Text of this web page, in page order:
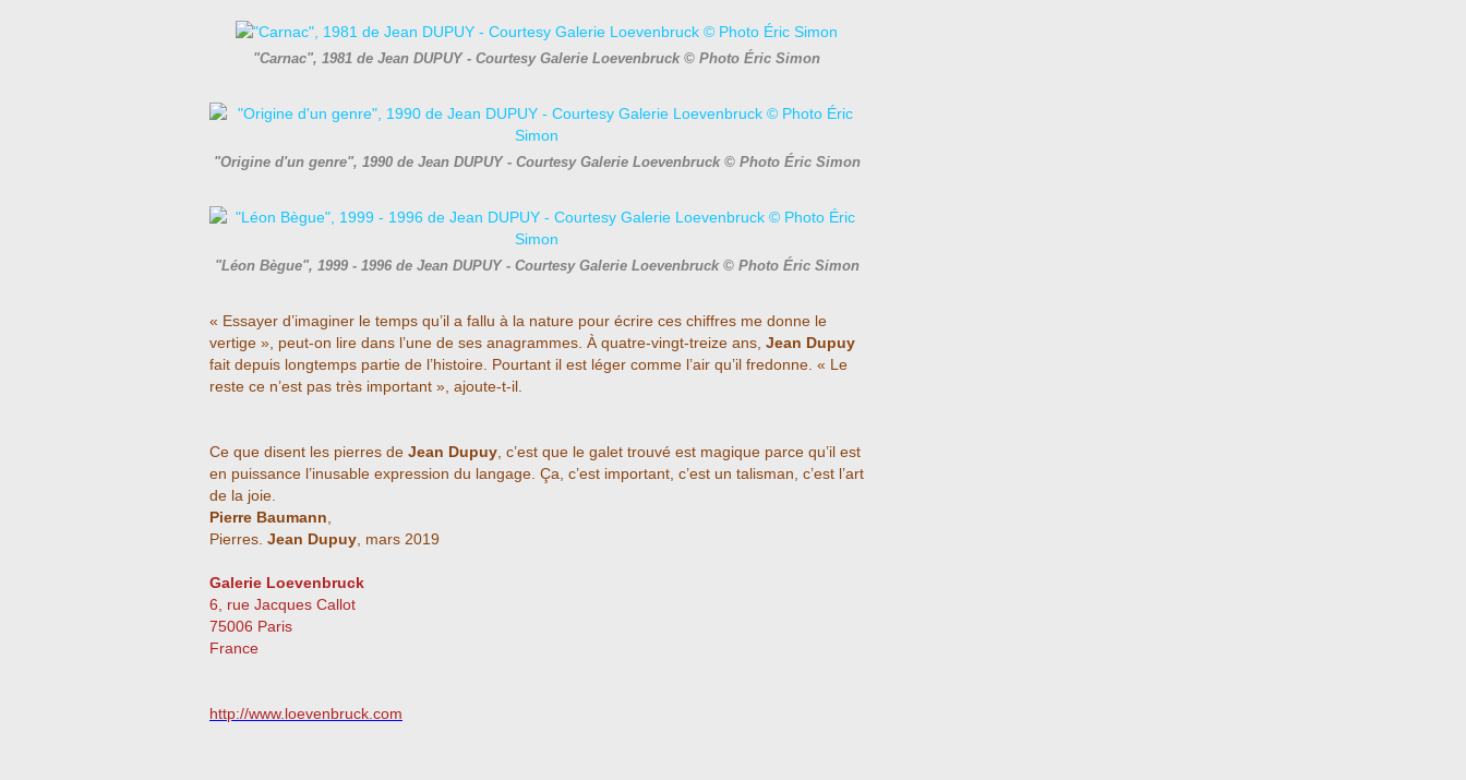
"Carnac", 1981 de Jean DUPUY - Courtesy Galerie Loevenbruck © Photo Éric Simon
"Origine d'un genre", 1990 de Jean DUPUY - Courtesy Galerie Loevenbruck © Photo Éric Simon
"Léon Bègue", 1999 - 1996 de Jean DUPUY - Courtesy Galerie Loevenbruck © Photo Éric Simon
« Essayer d’imaginer le temps qu’il a fallu à la nature pour écrire ces chiffres me donne le
vertige », peut-on lire dans l’une de ses anagrammes. À quatre-vingt-treize ans, Jean Dupuy
fait depuis longtemps partie de l’histoire. Pourtant il est léger comme l’air qu’il fredonne. « Le
reste ce n’est pas très important », ajoute-t-il.
Ce que disent les pierres de Jean Dupuy , c’est que le galet trouvé est magique parce qu’il est
en puissance l’inusable expression du langage. Ça, c’est important, c’est un talisman, c’est l’art
de la joie.
Pierre Baumann
Pierres. Jean Dupuy , mars 2019
Galerie Loevenbruck
6, rue Jacques Callot
75006 Paris
France
http://www.loevenbruck.com